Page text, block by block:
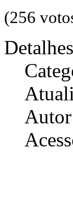
(256
Detalhes